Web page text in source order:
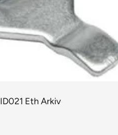
ID021 Eth Arkiv